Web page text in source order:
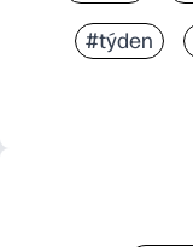
#týden